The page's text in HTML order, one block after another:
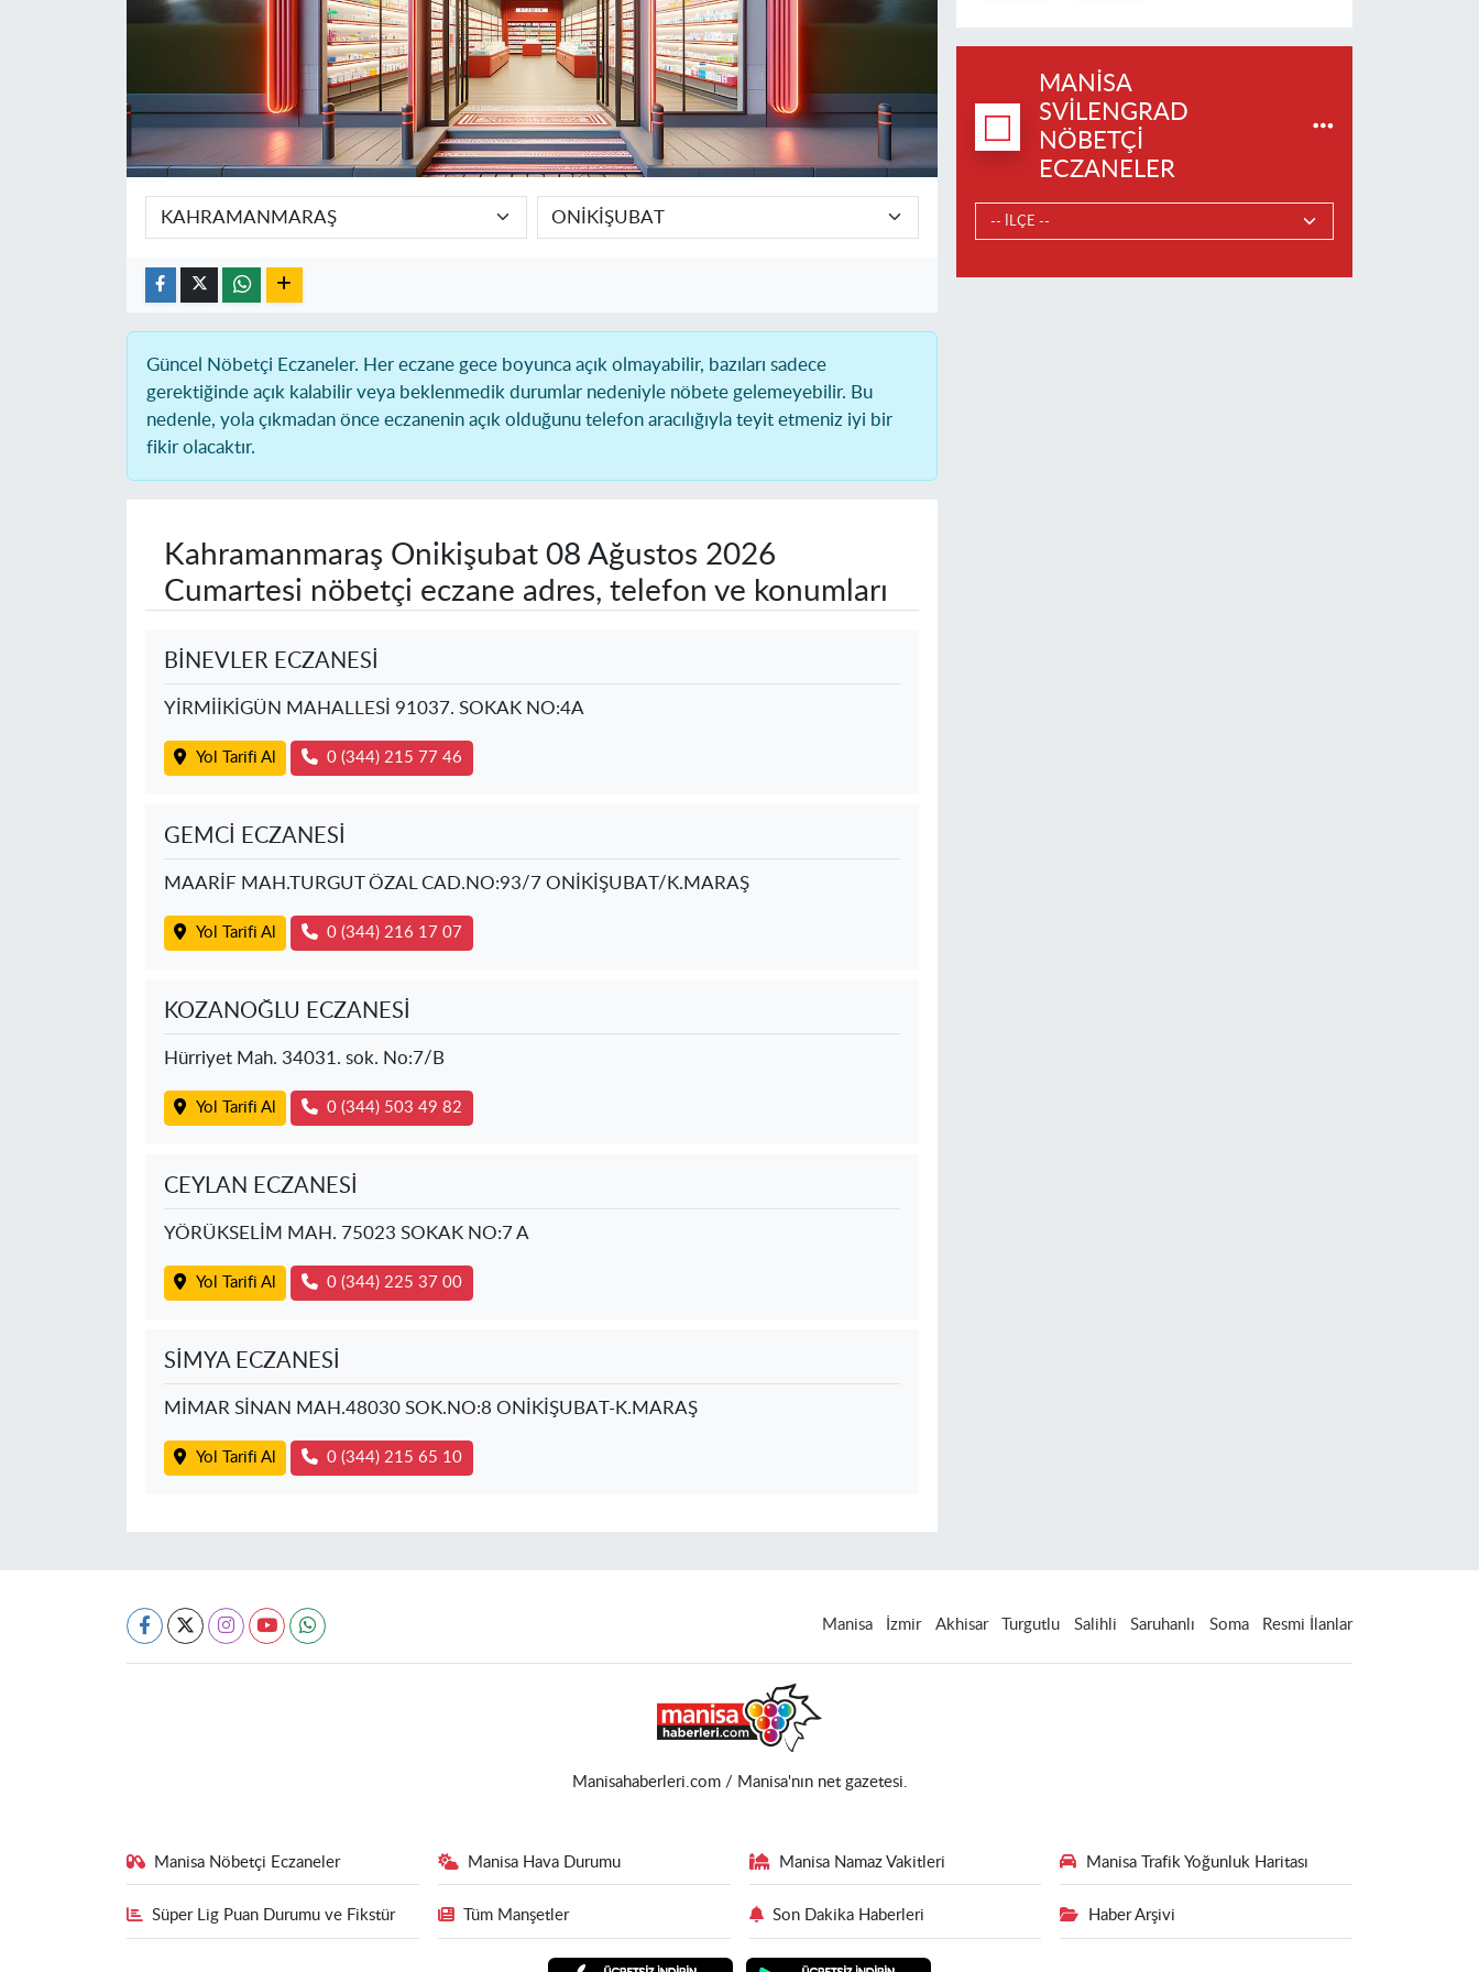
Güncel Nöbetçi Eczaneler. Her eczane gece boyunca açık olmayabilir, bazıları sadece
gerektiğinde açık kalabilir veya beklenmedik durumlar nedeniyle nöbete gelemeyebilir. Bu
nedenle, yola çıkmadan önce eczanenin açık olduğunu telefon aracılığıyla teyit etmeniz iyi bir
fikir olacaktır.
Kahramanmaraş Onikişubat08 Ağustos 2026
Cumartesi nöbetçi eczane adres, telefon ve konumları
BİNEVLER ECZANESİ
YİRMİİKİGÜN MAHALLESİ 91037. SOKAK NO:4A
Yol Tarifi Al 0 (344) 215 77 46
GEMCİ ECZANESİ
MAARİF MAH.TURGUT ÖZAL CAD.NO:93/7 ONİKİŞUBAT/K.MARAŞ
Yol Tarifi Al 0 (344) 216 17 07
KOZANOĞLU ECZANESİ
Hürriyet Mah. 34031. sok. No:7/B
Yol Tarifi Al 0 (344) 503 49 82
CEYLAN ECZANESİ
YÖRÜKSELİM MAH. 75023 SOKAK NO:7 A
Yol Tarifi Al 0 (344) 225 37 00
SİMYA ECZANESİ
MİMAR SİNAN MAH.48030 SOK.NO:8 ONİKİŞUBAT-K.MARAŞ
Yol Tarifi Al 0 (344) 215 65 10
MANISA
SVILENGRAD
NÖBETÇI
ECZANELER
Manisa İzmir Akhisar Turgutlu Salihli Saruhanlı Soma Resmi İlanlar
Manisahaberleri.com / Manisa'nın net gazetesi.
Manisa Nöbetçi Eczaneler Manisa Hava Durumu Manisa Namaz Vakitleri Manisa Trafik Yoğunluk Haritası
Süper Lig Puan Durumu ve Fikstür Tüm Manşetler Son Dakika Haberleri Haber Arşivi